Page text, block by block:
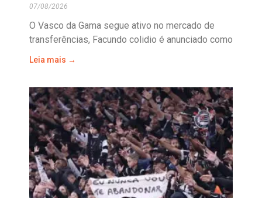
07/08/2026
O Vasco da Gama segue ativo no mercado de
transferências, Facundo colidio é anunciado como
Leia mais →